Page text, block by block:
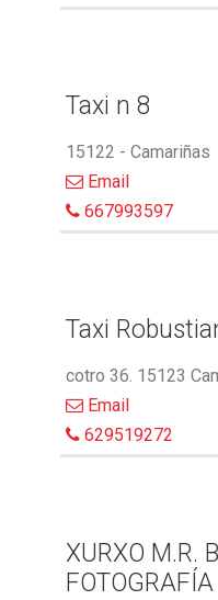
Taxi n 8
15122 - Camariñas
Email
667993597
Taxi
cotro 36. 15123
Email
629519272
XURXO M.R.
FOTOGRAFÍA